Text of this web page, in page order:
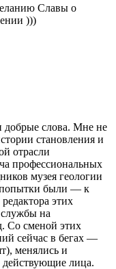
Славы о
)))
добрые слова. Мне не
становления и
отрасли
профессиональных
музея геологии
попытки были — к
этих
на
Со сменой этих
сейчас в бегах —
менялись и
действующие лица.